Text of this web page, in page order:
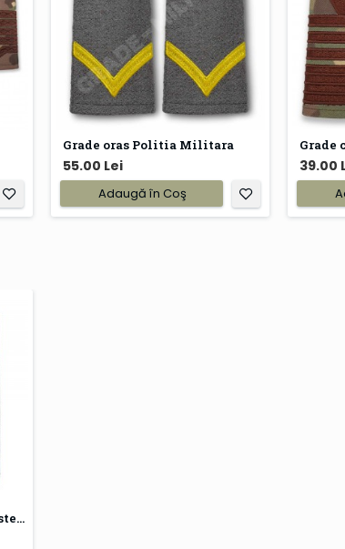
Grade oras Politia Militara
55.00 Lei
Adaugă în Coş
39.00
Grade Inspector Vamal Asistent